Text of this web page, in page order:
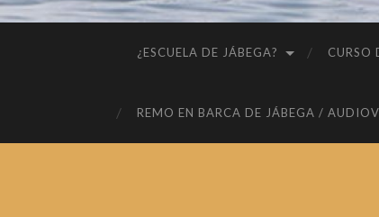
¿ESCUELA DE JÁBEGA? CURSO
REMO EN BARCA DE JÁBEGA /